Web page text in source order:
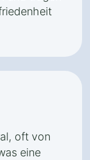
oft von
eine